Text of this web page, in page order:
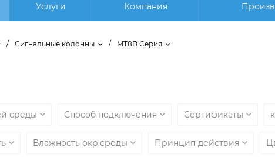
Услуги Компания
/ Сигнальные колонны / MT8B Серия
среды Способ подключения Сертификаты
Влажность окр.среды Принцип действия